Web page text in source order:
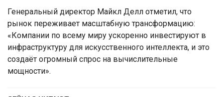
Генеральный директор Майкл Делл отметил, что
рынок переживает масштабную трансформацию:
«Компании по всему миру ускоренно инвестируют в
инфраструктуру для искусственного интеллекта, и это
создаёт огромный спрос на вычислительные
мощности».